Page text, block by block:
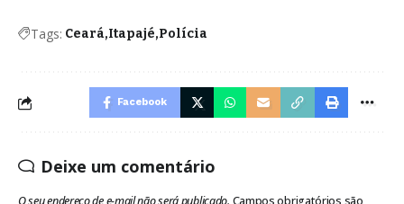
Tags: Ceará Itapajé Polícia
Facebook
Deixe um comentário
O seu endereço de e-mail não será publicado. Campos obrigatórios são